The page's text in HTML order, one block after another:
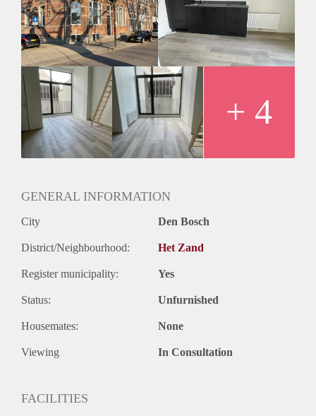
energiekosten
Voorwaarden:
Inkomen vs huur moet in balans zijn, in de regel is dit 3,5
keer de huur.
Huisdieren zijn niet toegestaan
Huurcontract minimaal 12 maanden
Waarborgsom 2 maanden huur
Beschikbaar per 1 April 2022
+ 4
GENERAL INFORMATION
City Den Bosch
District/Neighbourhood: Het Zand
Register municipality: Yes
Status: Unfurnished
Housemates: None
Viewing In Consultation
FACILITIES